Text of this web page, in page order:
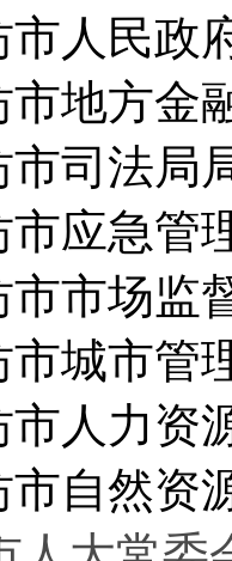
人民政
地方金
司法局
应急管
市场监
城市管
人力资
自然资